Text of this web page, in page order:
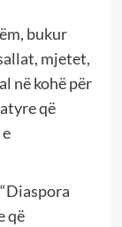
bukur
mjetet,
në kohë për
që
që